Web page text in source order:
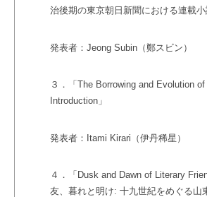
治後期の東京朝日新聞における連載小
発表者：Jeong Subin（鄭スビン）
３．「The Borrowing and Evolution
Introduction」
発表者：Itami Kirari（伊丹稀星）
４．「Dusk and Dawn of Literary
友、暮れと明け: 十九世紀をめぐる山